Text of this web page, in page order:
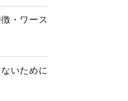
・ワース
いために